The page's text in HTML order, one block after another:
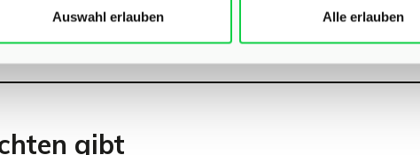
Auswahl erlauben Alle erlauben
gibt